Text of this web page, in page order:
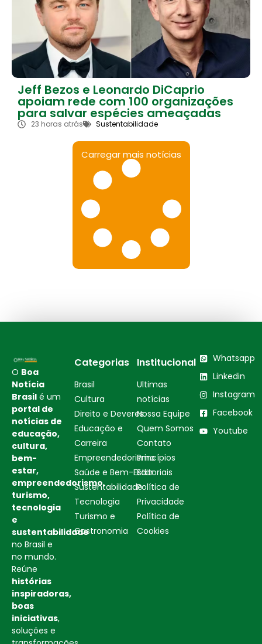
Jeff Bezos e Leonardo DiCaprio
apoiam rede com 100 organizações
para salvar espécies ameaçadas
23 horas atrás Sustentabilidade
Carregar mais notícias
O Boa
Notícia
Brasil é um
portal de
notícias de
educação,
cultura,
bem-
estar,
empreendedorismo,
turismo,
tecnologia
e
sustentabilidade
no Brasil e
no mundo.
Reúne
histórias
inspiradoras,
boas
iniciativas,
soluções e
Categorias
Brasil
Cultura
Direito e Deveres
Educação e
Carreira
Empreendedorismo
Saúde e Bem-Estar
Sustentabilidade
Tecnologia
Turismo e
Gastronomia
Institucional
Ultimas
notícias
Nossa Equipe
Quem Somos
Contato
Princípios
Editoriais
Política de
Privacidade
Política de
Cookies
Whatsapp
Linkedin
Instagram
Facebook
Youtube